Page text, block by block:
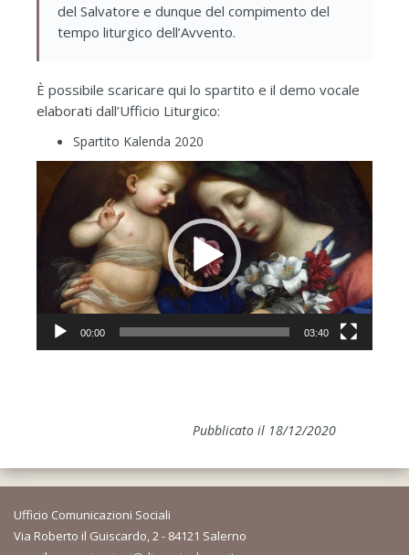
del Salvatore e dunque del compimento del
tempo liturgico dell’Avvento.
È possibile scaricare qui lo spartito e il demo vocale
elaborati dall’Ufficio Liturgico:
Spartito Kalenda 2020
Video
Player
00:00 03:40
Pubblicato il 18/12/2020
Ufficio Comunicazioni Sociali
Via Roberto il Guiscardo, 2 - 84121 Salerno